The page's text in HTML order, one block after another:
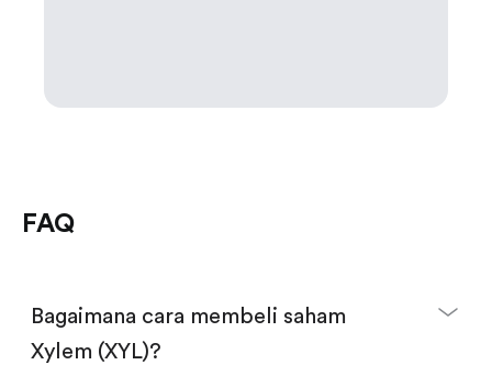
FAQ
Bagaimana cara membeli saham
Xylem (XYL)?